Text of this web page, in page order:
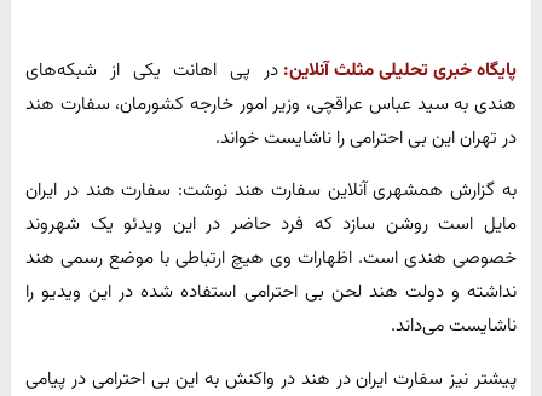
پایگاه خبری تحلیلی مثلث آنلاین: در پی اهانت یکی از شبکه‌های
هندی به سید عباس عراقچی، وزیر امور خارجه کشورمان، سفارت هند
در تهران این بی احترامی را ناشایست خواند.
به گزارش همشهری آنلاین سفارت هند نوشت: سفارت هند در ایران
مایل است روشن سازد که فرد حاضر در این ویدئو یک شهروند
خصوصی هندی است. اظهارات وی هیچ ارتباطی با موضع رسمی هند
نداشته و دولت هند لحن بی احترامی استفاده شده در این ویدیو را
ناشایست می‌داند.
پیشتر نیز سفارت ایران در هند در واکنش به این بی احترامی در پیامی